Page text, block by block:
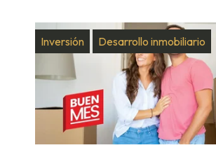
Inversión Desarrollo inmobiliario